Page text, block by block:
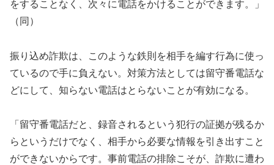
をすることなく、次々に電話をかけることができます。」
（同）
振り込め詐欺は、このような鉄則を相手を編す行為に使っ
ているので手に負えない。対策方法としては留守番電話な
どにして、知らない電話はとらないことが有効になる。
「留守番電話だと、録音されるという犯行の証拠が残るか
らというだけでなく、相手から必要な情報を引き出すこと
ができないからです。事前電話の排除こそが、詐欺に遭わ